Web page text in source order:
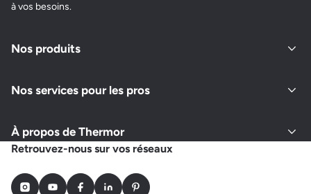
à vos besoins.
Nos produits
Nos services pour les pros
À propos de Thermor
Retrouvez-nous sur vos réseaux